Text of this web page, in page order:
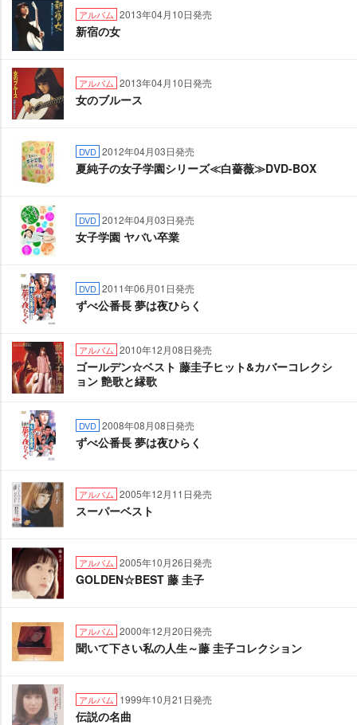
アルバム 2013年04月10日発売
新宿の女
アルバム 2013年04月10日発売
女のブルース
DVD 2012年04月03日発売
夏純子の女子学園シリーズ≪白薔薇≫DVD-BOX
DVD 2012年04月03日発売
女子学園 ヤバい卒業
DVD 2011年06月01日発売
ずべ公番長 夢は夜ひらく
アルバム 2010年12月08日発売
ゴールデン☆ベスト 藤圭子ヒット&カバーコレクシ
ョン 艶歌と縁歌
DVD 2008年08月08日発売
ずべ公番長 夢は夜ひらく
アルバム 2005年12月11日発売
スーパーベスト
アルバム 2005年10月26日発売
GOLDEN☆BEST 藤 圭子
アルバム 2000年12月20日発売
聞いて下さい私の人生～藤 圭子コレクション
アルバム 1999年10月21日発売
伝説の名曲